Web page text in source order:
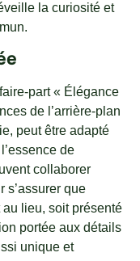
la curiosité et
part « Élégance
de l’arrière-plan
peut être adapté
de
collaborer
s’assurer que
lieu, soit présenté
portée aux détails
unique et